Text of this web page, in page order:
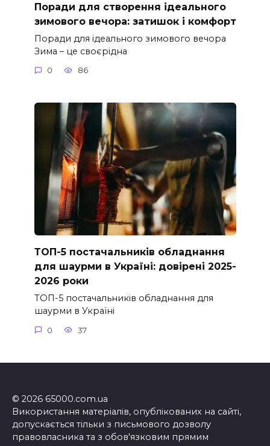
Поради для створення ідеального
зимового вечора: затишок і комфорт
Поради для ідеального зимового вечора
Зима – це своєрідна
0 86
ТОП-5 постачальників обладнання
для шаурми в Україні: довірені 2025-
2026 роки
ТОП-5 постачальників обладнання для
шаурми в Україні
0 37
© 2026 65000.com.ua
Використання матеріалів, опублікованих на сайті,
допускається тільки з письмового дозволу
правовласника та з обов'язковим прямим